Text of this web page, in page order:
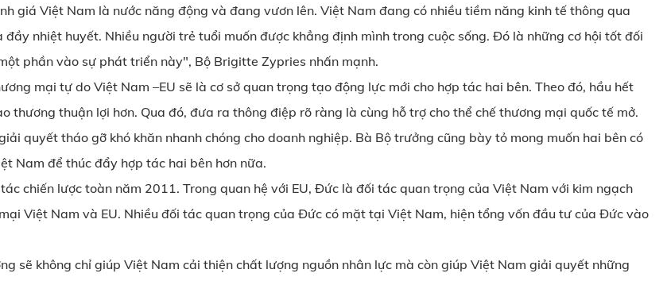
giá Việt Nam là nước năng động và đang vươn lên. Việt Nam đang có nhiều tiềm năng kinh tế thông qua
nhiệt huyết. Nhiều người trẻ tuổi muốn được khẳng định mình trong cuộc sống. Đó là những cơ hội tốt đối
phần vào sự phát triển này", Bộ Brigitte Zypries nhấn mạnh.
mại tự do Việt Nam –EU sẽ là cơ sở quan trọng tạo động lực mới cho hợp tác hai bên. Theo đó, hầu hết
thương thuận lợi hơn. Qua đó, đưa ra thông điệp rõ ràng là cùng hỗ trợ cho thể chế thương mại quốc tế mở.
quyết tháo gỡ khó khăn nhanh chóng cho doanh nghiệp. Bà Bộ trưởng cũng bày tỏ mong muốn hai bên có
Nam để thúc đẩy hợp tác hai bên hơn nữa.
chiến lược toàn năm 2011. Trong quan hệ với EU, Đức là đối tác quan trọng của Việt Nam với kim ngạch
Việt Nam và EU. Nhiều đối tác quan trọng của Đức có mặt tại Việt Nam, hiện tổng vốn đầu tư của Đức vào
sẽ không chỉ giúp Việt Nam cải thiện chất lượng nguồn nhân lực mà còn giúp Việt Nam giải quyết những